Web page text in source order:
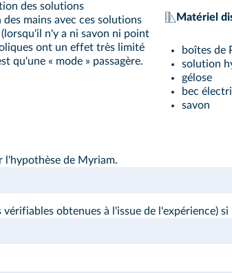
des solutions
mains avec ces solutions
n'y a ni savon ni point
ont un effet très limité
qu'une « mode » passagère.
Matériel
boîtes de
solution
gélose
bec
savon
l'hypothèse de Myriam.
obtenues à l'issue de l'expérience)